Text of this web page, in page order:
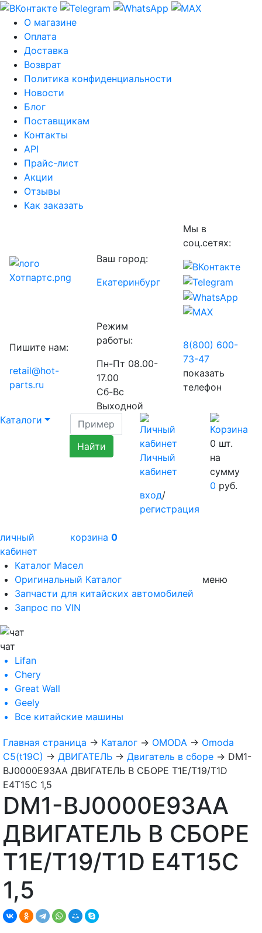
О магазине
Оплата
Доставка
Возврат
Политика конфиденциальности
Новости
Блог
Поставщикам
Контакты
API
Прайс-лист
Акции
Отзывы
Как заказать
Ваш город:
Екатеринбург
Мы в
соц.сетях:
Пишите нам:
retail@hot-
parts.ru
Режим
работы:
Пн-Пт 08.00-
17.00
Сб-Вс
Выходной
8(800) 600-
73-47
показать
телефон
Каталоги
Личный
кабинет
вход/
регистрация
0 шт.
на
сумму
0 руб.
личный
кабинет
корзина 0
Каталог Масел
Оригинальный Каталог
Запчасти для китайских автомобилей
Запрос по VIN
меню
чат
Lifan
Chery
Great Wall
Geely
Все китайские машины
Главная страница → Каталог → OMODA → Omoda
C5(t19C) → ДВИГАТЕЛЬ → Двигатель в сборе → DM1-
BJ0000E93AA ДВИГАТЕЛЬ В СБОРЕ T1E/T19/T1D
E4T15C 1,5
DM1-BJ0000E93AA
ДВИГАТЕЛЬ В СБОРЕ
T1E/T19/T1D E4T15C
1,5